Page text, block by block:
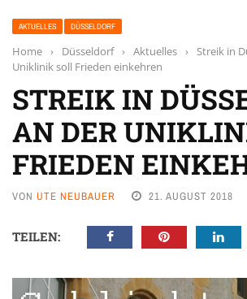
AKTUELLES DÜSSELDORF
Home › Düsseldorf › Aktuelles › Streik in
Uniklinik soll Frieden einkehren
STREIK IN
AN DER
FRIEDEN
VON UTE NEUBAUER 21. AUGUST 2018
TEILEN: